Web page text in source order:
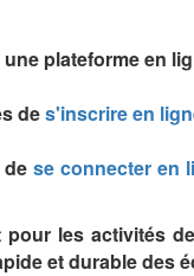
plateforme en
des'inscrire en
se connecter en
les activités
et durable des